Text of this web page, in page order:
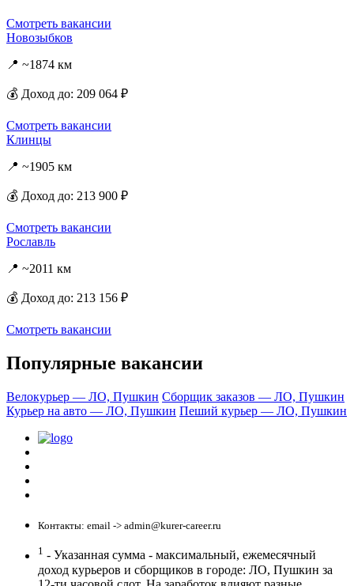
Смотреть вакансии
Новозыбков
📍 ~1874 км
💰 Доход до: 209 064 ₽
Смотреть вакансии
Клинцы
📍 ~1905 км
💰 Доход до: 213 900 ₽
Смотреть вакансии
Рославль
📍 ~2011 км
💰 Доход до: 213 156 ₽
Смотреть вакансии
Популярные вакансии
Велокурьер — ЛО, Пушкин Сборщик заказов — ЛО, Пушкин
Курьер на авто — ЛО, Пушкин Пеший курьер — ЛО, Пушкин
Контакты: email -> admin@kurer-career.ru
1 - Указанная сумма - максимальный, ежемесячный
доход курьеров и сборщиков в городе: ЛО, Пушкин за